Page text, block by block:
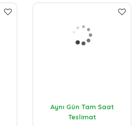
Aynı Gün Tam Saat
Teslimat